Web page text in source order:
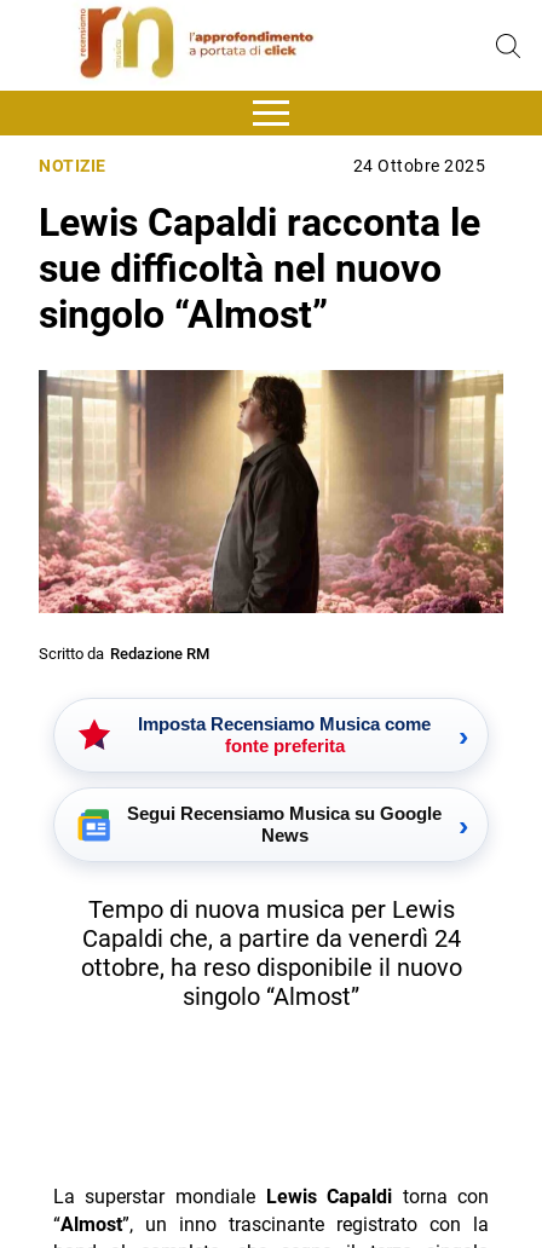
NOTIZIE 24 Ottobre 2025
Lewis Capaldi racconta le
sue difficoltà nel nuovo
singolo “Almost”
Scritto da Redazione RM
Imposta Recensiamo Musica come
fonte preferita
›
Segui Recensiamo Musica su Google
News
›
Tempo di nuova musica per Lewis
Capaldi che, a partire da venerdì 24
ottobre, ha reso disponibile il nuovo
singolo “Almost”
La superstar mondiale Lewis Capaldi torna con
“Almost”, un inno trascinante registrato con la